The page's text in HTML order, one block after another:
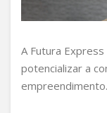
A Futura
potencializar a